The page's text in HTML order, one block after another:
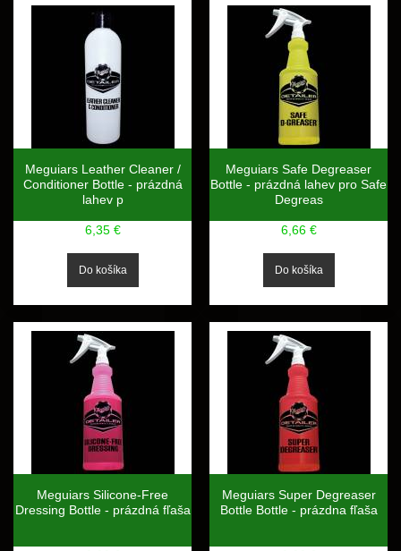
Meguiars Leather Cleaner /
Conditioner Bottle - prázdná
lahev p
6,35 €
Meguiars Safe Degreaser
Bottle - prázdná lahev pro Safe
Degreas
6,66 €
Meguiars Silicone-Free
Dressing Bottle - prázdná fľaša
Meguiars Super Degreaser
Bottle Bottle - prázdna fľaša